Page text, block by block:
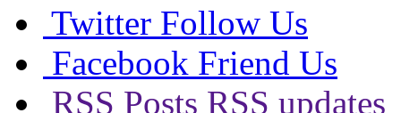
Twitter Follow Us
Facebook Friend Us
RSS Posts RSS updates